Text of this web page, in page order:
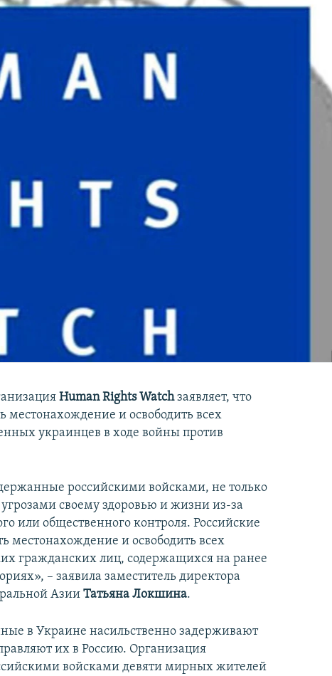
Human Rights Watchзаявляет, что
местонахождение и освободить всех
украинцев в ходе войны против
российскими войсками, не только
своему здоровью и жизни из-за
или общественного контроля. Российские
местонахождение и освободить всех
гражданских лиц, содержащихся на ранее
– заявила заместитель директора
АзииТатьяна Локшина.
в Украине насильственно задерживают
их в Россию. Организация
войсками девяти мирных жителей